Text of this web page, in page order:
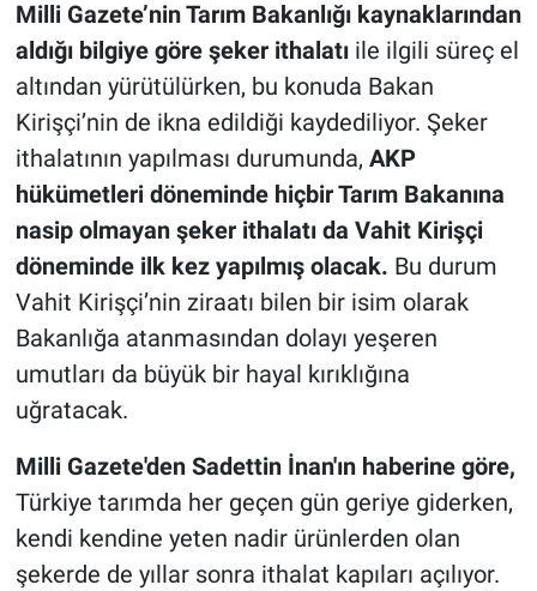
Milli Gazete’nin Tarım Bakanlığı kaynaklarından
aldığı bilgiye göre şeker ithalatı ile ilgili süreç el
altından yürütülürken, bu konuda Bakan
Kirişçi’nin de ikna edildiği kaydediliyor. Şeker
ithalatının yapılması durumunda, AKP
hükümetleri döneminde hiçbir Tarım Bakanına
nasip olmayan şeker ithalatı da Vahit Kirişçi
döneminde ilk kez yapılmış olacak. Bu durum
Vahit Kirişçi’nin ziraatı bilen bir isim olarak
Bakanlığa atanmasından dolayı yeşeren
umutları da büyük bir hayal kırıklığına
uğratacak.
Milli Gazete'den Sadettin İnan'ın haberine göre,
Türkiye tarımda her geçen gün geriye giderken,
kendi kendine yeten nadir ürünlerden olan
şekerde de yıllar sonra ithalat kapıları açılıyor.